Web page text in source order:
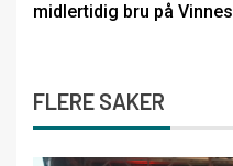
midlertidig bru på Vinnes
FLERE SAKER